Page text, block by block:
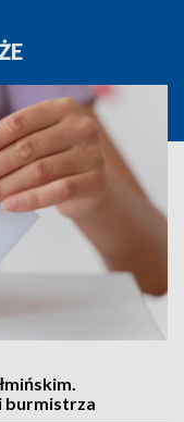
burmistrza